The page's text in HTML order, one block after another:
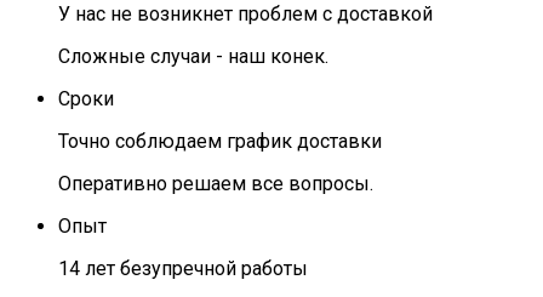
У нас не возникнет проблем с доставкой
Сложные случаи - наш конек.
Сроки
Точно соблюдаем график доставки
Оперативно решаем все вопросы.
Опыт
14 лет безупречной работы